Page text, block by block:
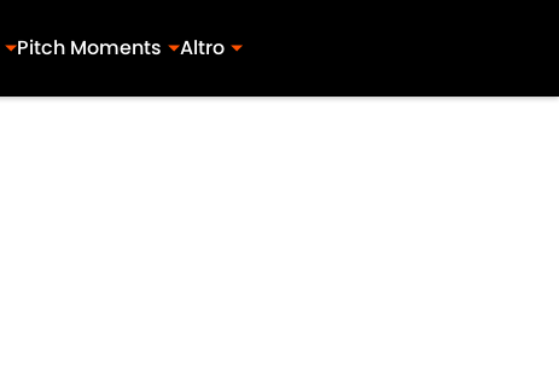
Pitch Moments Altro